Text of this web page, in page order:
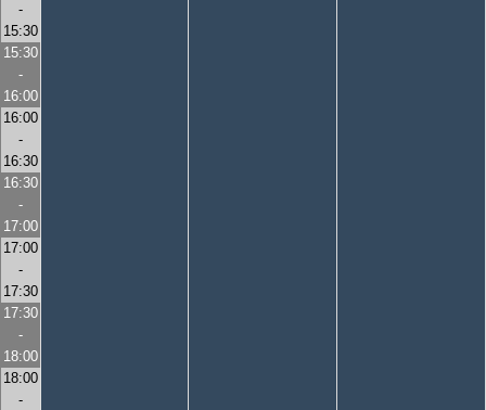
-
15:30
15:30
-
16:00
16:00
-
16:30
16:30
-
17:00
17:00
-
17:30
17:30
-
18:00
18:00
-